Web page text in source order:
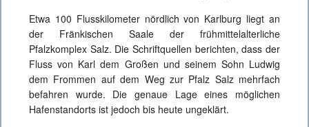
Etwa 100 Flusskilometer nördlich von Karlburg liegt an
der Fränkischen Saale der frühmittelalterliche
Pfalzkomplex Salz. Die Schriftquellen berichten, dass der
Fluss von Karl dem Großen und seinem Sohn Ludwig
dem Frommen auf dem Weg zur Pfalz Salz mehrfach
befahren wurde. Die genaue Lage eines möglichen
Hafenstandorts ist jedoch bis heute ungeklärt.